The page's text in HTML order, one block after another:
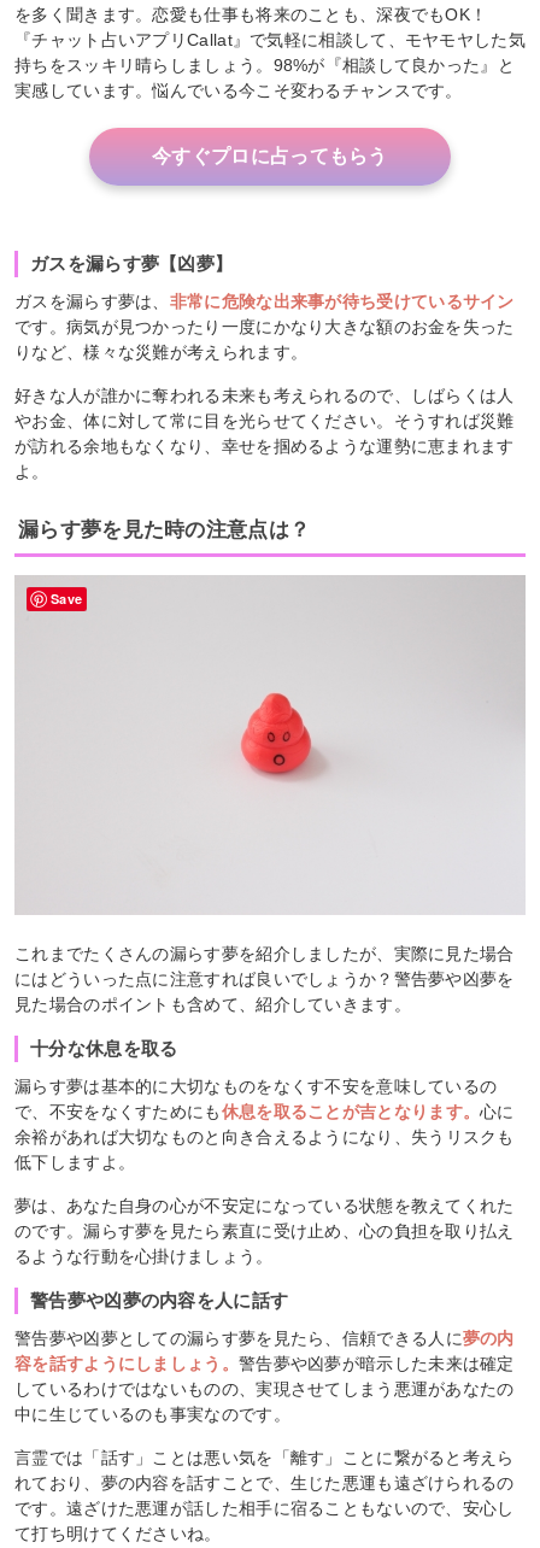
を多く聞きます。恋愛も仕事も将来のことも、深夜でもOK！
『チャット占いアプリCallat』で気軽に相談して、モヤモヤした気
持ちをスッキリ晴らしましょう。98%が『相談して良かった』と
実感しています。悩んでいる今こそ変わるチャンスです。
今すぐプロに占ってもらう
ガスを漏らす夢【凶夢】
ガスを漏らす夢は、 非常に危険な出来事が待ち受けているサイン
です。病気が見つかったり一度にかなり大きな額のお金を失った
りなど、様々な災難が考えられます。
好きな人が誰かに奪われる未来も考えられるので、しばらくは人
やお金、体に対して常に目を光らせてください。そうすれば災難
が訪れる余地もなくなり、幸せを掴めるような運勢に恵まれます
よ。
漏らす夢を見た時の注意点は？
これまでたくさんの漏らす夢を紹介しましたが、実際に見た場合
にはどういった点に注意すれば良いでしょうか？警告夢や凶夢を
見た場合のポイントも含めて、紹介していきます。
十分な休息を取る
漏らす夢は基本的に大切なものをなくす不安を意味しているの
で、不安をなくすためにも休息を取ることが吉となります。心に
余裕があれば大切なものと向き合えるようになり、失うリスクも
低下しますよ。
夢は、あなた自身の心が不安定になっている状態を教えてくれた
のです。漏らす夢を見たら素直に受け止め、心の負担を取り払え
るような行動を心掛けましょう。
警告夢や凶夢の内容を人に話す
警告夢や凶夢としての漏らす夢を見たら、 信頼できる人に夢の内
容を話すようにしましょう。 警告夢や凶夢が暗示した未来は確定
しているわけではないものの、実現させてしまう悪運があなたの
中に生じているのも事実なのです。
言霊では「話す」ことは悪い気を「離す」ことに繋がると考えら
れており、夢の内容を話すことで、生じた悪運も遠ざけられるの
です。遠ざけた悪運が話した相手に宿ることもないので、安心し
て打ち明けてくださいね。
Save